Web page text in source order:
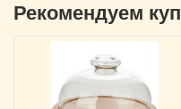
Рекомендуем